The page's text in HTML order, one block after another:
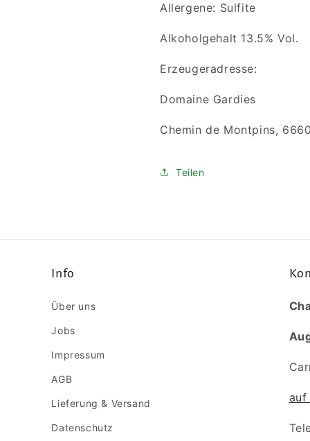
Allergene: Sulfite
Alkoholgehalt 13.5% Vol.
Erzeugeradresse:
Domaine Gardies
Chemin de Montpins,
Teilen
Info
Über uns
Jobs
Impressum
AGB
Lieferung & Versand
Datenschutz
auf